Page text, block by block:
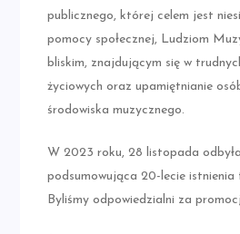
publicznego, której celem jest
pomocy społecznej, Ludziom
bliskim, znajdującym się w
życiowych oraz upamiętnianie
środowiska muzycznego.
W 2023 roku, 28 listopada
podsumowująca 20-lecie
Byliśmy odpowiedzialni za